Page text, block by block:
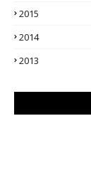
2015
2014
2013